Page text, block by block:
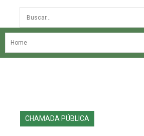
Busca
NOSSA HISTÓRIA
EDIÇÕES ANTERIORES
CHAMADA PÚBLICA